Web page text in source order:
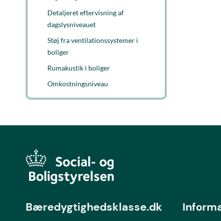
Detaljeret eftervisning af
dagslysniveauet
Støj fra ventilationssystemer i
boliger
Rumakustik i boliger
Omkostningsniveau
Bæredygtighedsklasse.dk